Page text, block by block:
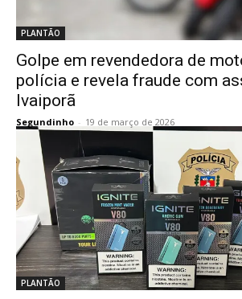
PLANTÃO
Golpe em revendedora de
polícia e revela fraude com
Ivaiporã
Segundinho - 19 de março de 2026
PLANTÃO